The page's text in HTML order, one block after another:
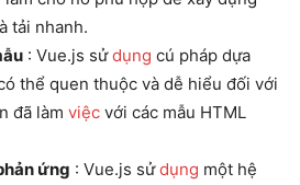
tải nhanh.
: Vue.js sửdụng cú pháp dựa
thể quen thuộc và dễ hiểu đối với
đã làm việc với các mẫu HTML
ứng : Vue.js sửdụng một hệ